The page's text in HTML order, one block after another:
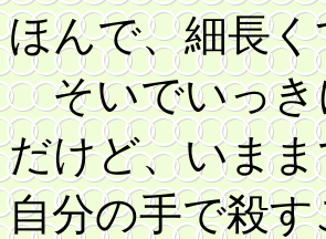
ほんで、細長
そいでいっ
だけど、いま
自分の手で殺